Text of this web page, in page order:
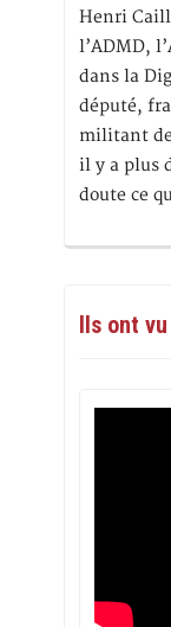
Henri
l’ADMD,
dans la
député,
militant de
il y a plus
doute ce
Ils ont